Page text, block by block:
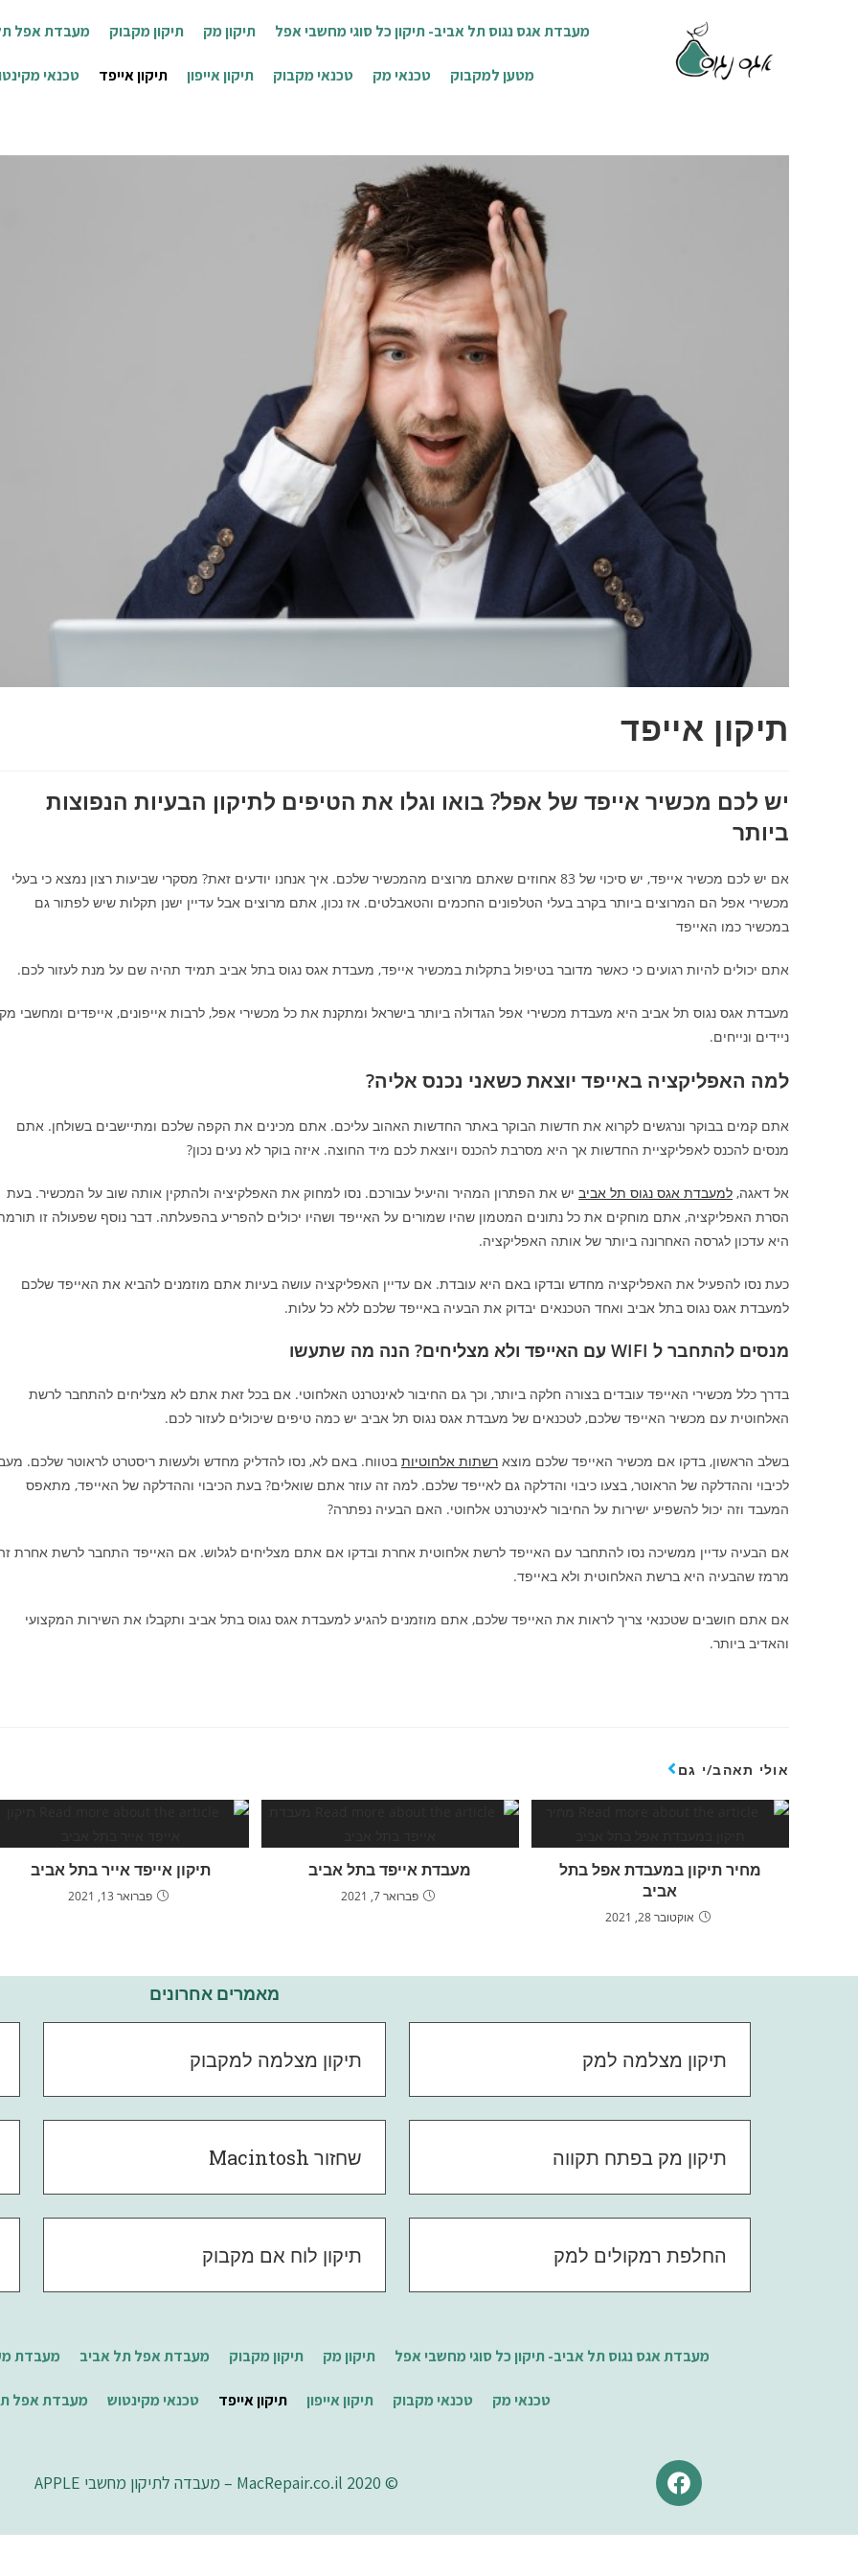
מעבדת אגס נגוס תל אביב- תיקון כל סוגי מחשבי אפל תיקון מק תיקון מקבוק מעבדת אפל
מטען למקבוק טכנאי מק טכנאי מקבוק תיקון אייפון תיקון אייפד טכנאי
תיקון אייפד
יש לכם מכשיר אייפד של אפל? בואו וגלו את הטיפים לתיקון הבעיות הנפוצות
ביותר
אם יש לכם מכשיר אייפד, יש סיכוי של 83 אחוזים שאתם מרוצים מהמכשיר שלכם. איך אנחנו יודעים זאת? מסקרי שביעות רצון נמצא כי בעלי
מכשירי אפל הם המרוצים ביותר בקרב בעלי הטלפונים החכמים והטאבלטים. אז נכון, אתם מרוצים אבל עדיין ישנן תקלות שיש לפתור גם
במכשיר כמו האייפד
אתם יכולים להיות רגועים כי כאשר מדובר בטיפול בתקלות במכשיר אייפד, מעבדת אגס נגוס בתל אביב תמיד תהיה שם על מנת לעזור לכם.
מעבדת אגס נגוס תל אביב היא מעבדת מכשירי אפל הגדולה ביותר בישראל ומתקנת את כל מכשירי אפל, לרבות אייפונים, אייפדים ומחשבי מק
ניידים ונייחים.
למה האפליקציה באייפד יוצאת כשאני נכנס אליה?
אתם קמים בבוקר ונרגשים לקרוא את חדשות הבוקר באתר החדשות האהוב עליכם. אתם מכינים את הקפה שלכם ומתיישבים בשולחן. אתם
מנסים להכנס לאפליקציית החדשות אך היא מסרבת להכנס ויוצאת לכם מיד החוצה. איזה בוקר לא נעים נכון?
אל דאגה, למעבדת אגס נגוס תל אביב יש את הפתרון המהיר והיעיל עבורכם. נסו למחוק את האפלקיציה ולהתקין אותה שוב על המכשיר. בעת
הסרת האפליקציה, אתם מוחקים את כל נתונים המטמון שהיו שמורים על האייפד ושהיו יכולים להפריע בהפעלתה. דבר נוסף שפעולה זו
היא עדכון לגרסה האחרונה ביותר של אותה האפליקציה.
כעת נסו להפעיל את האפליקציה מחדש ובדקו באם היא עובדת. אם עדיין האפליקציה עושה בעיות אתם מוזמנים להביא את האייפד שלכם
למעבדת אגס נגוס בתל אביב ואחד הטכנאים יבדוק את הבעיה באייפד שלכם ללא כל עלות.
מנסים להתחבר ל עם האייפד ולא מצליחים? הנה מה שתעשו
בדרך כלל מכשירי האייפד עובדים בצורה חלקה ביותר, וכך גם החיבור לאינטרנט האלחוטי. אם בכל זאת אתם לא מצליחים להתחבר לרשת
האלחוטית עם מכשיר האייפד שלכם, לטכנאים של מעבדת אגס נגוס תל אביב יש כמה טיפים שיכולים לעזור לכם.
בשלב הראשון, בדקו אם מכשיר האייפד שלכם מוצא רשתות אלחוטיות בטווח. באם לא, נסו להדליק מחדש ולעשות ריסטרט לראוטר שלכם.
לכיבוי וההדלקה של הראוטר, בצעו כיבוי והדלקה גם לאייפד שלכם. למה זה עוזר אתם שואלים? בעת הכיבוי וההדלקה של האייפד, מתאפס
המעבד וזה יכול להשפיע ישירות על החיבור לאינטרנט אלחוטי. האם הבעיה נפתרה?
אם הבעיה עדיין ממשיכה נסו להתחבר עם האייפד לרשת אלחוטית אחרת ובדקו אם אתם מצליחים לגלוש. אם האייפד התחבר לרשת אחרת
מרמז שהבעיה היא ברשת האלחוטית ולא באייפד.
אם אתם חושבים שטכנאי צריך לראות את האייפד שלכם, אתם מוזמנים להגיע למעבדת אגס נגוס בתל אביב ותקבלו את השירות המקצועי
והאדיב ביותר.
אולי תאהב/י גם
תיקון אייפד אייר בתל אביב
פברואר 13, 2021
מעבדת אייפד בתל אביב
פברואר 7, 2021
מחיר תיקון במעבדת אפל בתל
אביב
אוקטובר 28, 2021
מאמרים אחרונים
תיקון מצלמה למק תיקון מצלמה למקבוק
תיקון מק בפתח תקווה שחזור Macintosh
החלפת רמקולים למק תיקון לוח אם מקבוק
מעבדת אגס נגוס תל אביב- תיקון כל סוגי מחשבי אפל תיקון מק תיקון מקבוק מעבדת אפל תל אביב מעבדת
טכנאי מק טכנאי מקבוק תיקון אייפון תיקון אייפד טכנאי מקינטוש מעבדת אפל
© 2020 MacRepair.co.il – מעבדה לתיקון מחשבי APPLE